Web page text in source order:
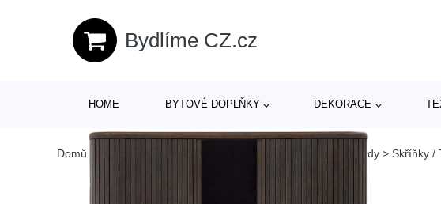
Bydlíme CZ.cz
HOME BYTOVÉ DOPLŇKY DEKORACE
Domů > Nábytek > Komody a šatní skříně > Komody > Skříňky /